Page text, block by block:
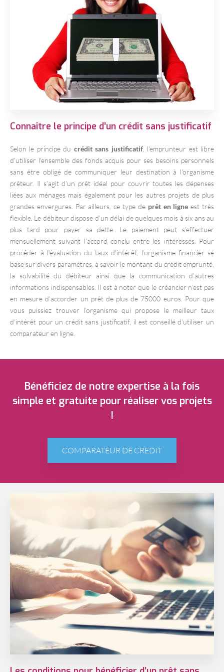
Connaître le principe d’un crédit sans justificatif
Selon le principe du crédit sans justificatif, l’emprunteur est libre
d’utiliser l’ensemble des fonds acquis pour ses besoins personnels
sans être obligé de communiquer leur destination à l’organisme
prêteur. Il s’agit d’un prêt idéal pour couvrir toutes les dépenses
liées aux ménages mais également pour les autres projets de plus
grandes envergures. Par ailleurs, ce type de prêt en ligneest très
flexible. Le débiteur dispose d’un délai de quelques mois à six ans au
plus tard pour payer sa dette. Le paiement peut s’effectuer
mensuellement suivant l’accord conclu entre les intéressés. Pour
procéder à l’évaluation du taux d’intérêt, l’organisme financier se
base sur divers paramètres, à savoir le montant du crédit emprunté,
la solvabilité du débiteur ainsi que la communication d’autres
informations indispensables. Il est à noter que le créancier n’est pas
en mesure d’accorder un prêt de plus de 75000 euros. Pour que
vous puissiez trouver l’organisme qui propose le meilleur taux
d’intérêt pour un crédit sans justificatif, il est conseillé d’utiliser un
comparateur en ligne.
Bénéficiez de notre expertise à la fois
simple et gratuite pour réaliser vos projets
!
COMPARATEUR DE CREDIT